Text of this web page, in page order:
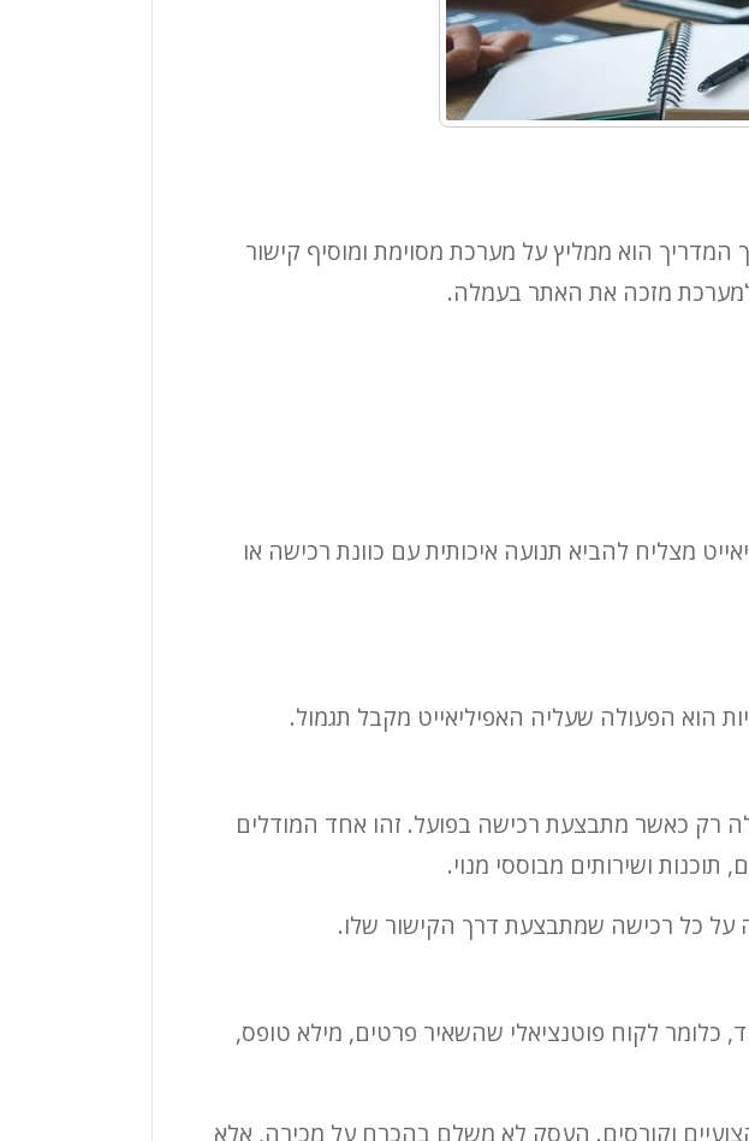
הוא ממליץ על מערכת מסוימת ומוסיף קישור
מזכה את האתר בעמלה.
מצליח להביא תנועה איכותית עם כוונת רכישה או
הוא הפעולה שעליה האפיליאייט מקבל תגמול.
רק כאשר מתבצעת רכישה בפועל. זהו אחד המודלים
תוכנות ושירותים מבוססי מנוי.
כלומר לקוח פוטנציאלי שהשאיר פרטים, מילא טופס,
וקורסים. העסק לא משלם בהכרח על מכירה, אלא